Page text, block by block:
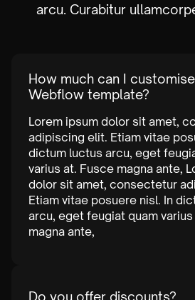
arcu. Curabitur
How much can I customise
Webflow template?
Lorem ipsum dolor sit amet,
adipiscing elit. Etiam vitae
dictum luctus arcu, eget
varius at. Fusce magna ante,
dolor sit amet, consectetur
Etiam vitae posuere nisl. In
arcu, eget feugiat quam
magna ante,
Do you offer discounts?